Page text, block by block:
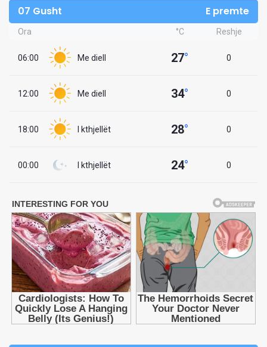
07 Gusht E premte
Ora °C Reshje
06:00 Me diell 27° 0
12:00 Me diell 34° 0
18:00 I kthjellët 28° 0
00:00 I kthjellët 24° 0